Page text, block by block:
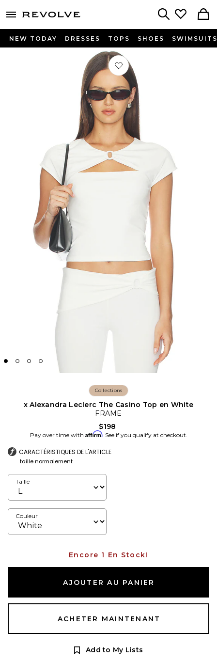
menu - shows more content
NEW TODAY DRESSES TOPS SHOES SWIMSUITS
Préféré x Alexandra Leclerc The
Collections
x Alexandra Leclerc The Casino Top en White
FRAME
$198
Pay over time with Affirm. See if you qualify at checkout.
CARACTÉRISTIQUES DE L'ARTICLE
taille normalement
Taille
Couleur
Encore 1 En Stock!
AJOUTER AU PANIER
ACHETER MAINTENANT
Add to My Lists